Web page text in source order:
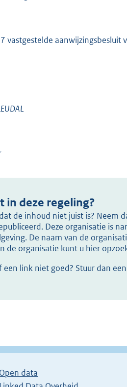
aanwijzingsbesluit
in deze regeling?
de inhoud niet juist is? Neem
Deze organisatie is
De naam van de
de organisatie kunt u hier
link niet goed? Stuur dan
Open data